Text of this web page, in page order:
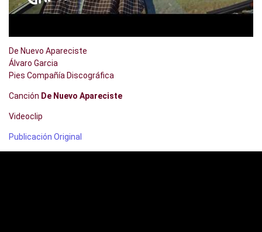
De Nuevo Apareciste
Álvaro Garcia
Pies Compañía Discográfica
Canción De Nuevo Apareciste
Videoclip
Publicación Original